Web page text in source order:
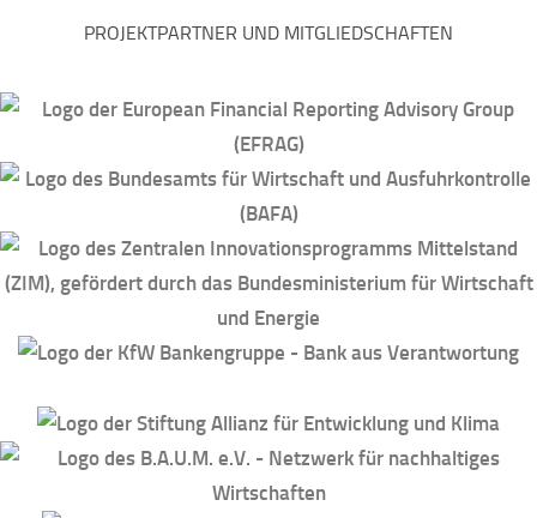
PROJEKTPARTNER UND MITGLIEDSCHAFTEN